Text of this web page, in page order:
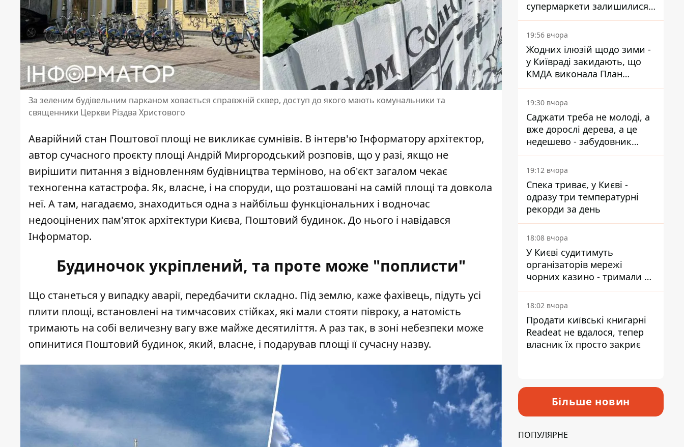
За зеленим будівельним парканом ховається справжній сквер, доступ до якого мають комунальники та
священники Церкви Різдва Христового
Аварійний стан Поштової площі не викликає сумнівів. В інтерв'ю Інформатору архітектор,
автор сучасного проєкту площі Андрій Миргородський розповів, що у разі, якщо не
вирішити питання з відновленням будівництва терміново, на об'єкт загалом чекає
техногенна катастрофа. Як, власне, і на споруди, що розташовані на самій площі та довкола
неї. А там, нагадаємо, знаходиться одна з найбільш функціональних і водночас
недооцінених пам'яток архітектури Києва, Поштовий будинок. До нього і навідався
Інформатор.
Будиночок укріплений, та проте може "поплисти"
Що станеться у випадку аварії, передбачити складно. Під землю, каже фахівець, підуть усі
плити площі, встановлені на тимчасових стійках, які мали стояти півроку, а натомість
тримають на собі величезну вагу вже майже десятиліття. А раз так, в зоні небезпеки може
опинитися Поштовий будинок, який, власне, і подарував площі її сучасну назву.
супермаркети залишилися
без асортименту
19:56 вчора
Жодних ілюзій щодо зими -
у Київраді закидають, що
КМДА виконала План
стійкості на 20%
19:30 вчора
Саджати треба не молоді, а
вже дорослі дерева, а це
недешево - забудовник
Ніконов
19:12 вчора
Спека триває, у Києві -
одразу три температурні
рекорди за день
18:08 вчора
У Києві судитимуть
організаторів мережі
чорних казино - тримали 39
закладів
18:02 вчора
Продати київські книгарні
Readeat не вдалося, тепер
власник їх просто закриє
Більше новин
ПОПУЛЯРНЕ